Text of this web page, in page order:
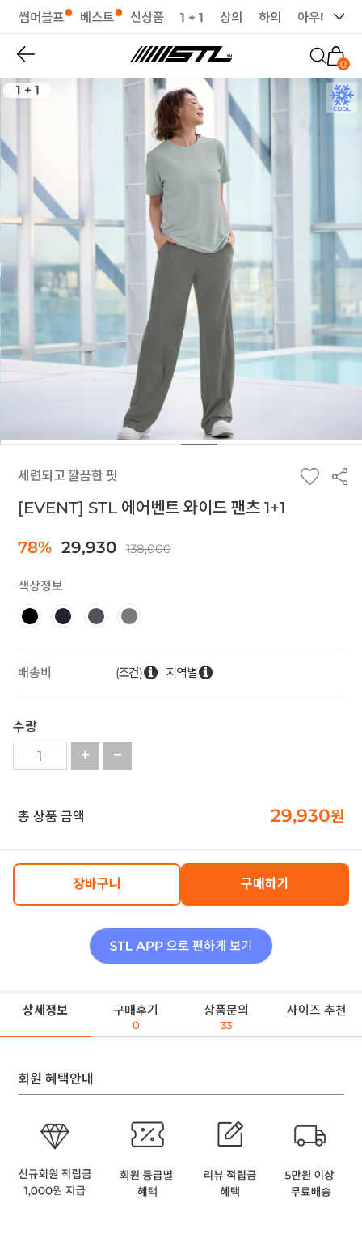
썸머블프 베스트 신상품 1 + 1 상의 하의 아우터
0
세련되고 깔끔한 핏
[EVENT] STL 에어벤트 와이드 팬츠 1+1
78% 29,930 138,000
색상정보
배송비 (조건) 지역별
수량
총 상품 금액 29,930원
장바구니 구매하기
상세정보 구매후기
0
상품문의
33
사이즈 추천
회원 혜택안내